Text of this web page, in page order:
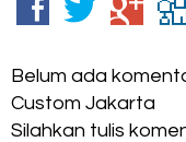
Belum ada
Custom Jakarta
Silahkan tulis